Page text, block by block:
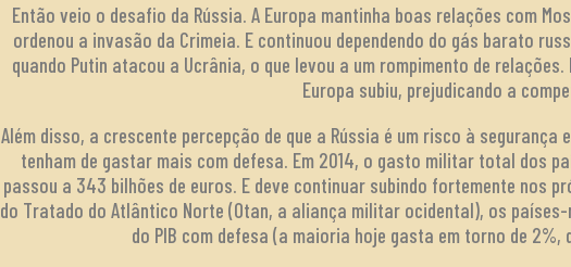
Então veio o desafio da Rússia. A Europa mantinha boas relações com
ordenou a invasão da Crimeia. E continuou dependendo do gás barato
quando Putin atacou a Ucrânia, o que levou a um rompimento de
Europa subiu, prejudicando a
Além disso, a crescente percepção de que a Rússia é um risco à
tenham de gastar mais com defesa. Em 2014, o gasto militar total dos
passou a 343 bilhões de euros. E deve continuar subindo fortemente nos
do Tratado do Atlântico Norte (Otan, a aliança militar ocidental), os
do PIB com defesa (a maioria hoje gasta em torno de